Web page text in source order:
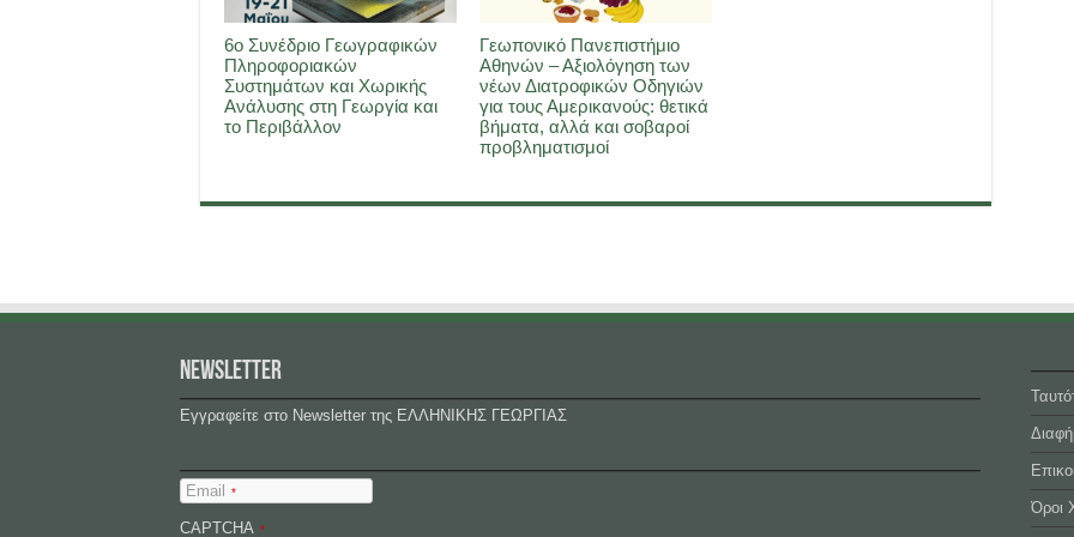
6ο Συνέδριο Γεωγραφικών
Πληροφοριακών
Συστημάτων και Χωρικής
Ανάλυσης στη Γεωργία και
το Περιβάλλον
Γεωπονικό Πανεπιστήμιο
Αθηνών – Αξιολόγηση των
νέων Διατροφικών Οδηγιών
για τους Αμερικανούς: θετικά
βήματα, αλλά και σοβαροί
προβληματισμοί
NEWSLETTER
Εγγραφείτε στο Newsletter της ΕΛΛΗΝΙΚΗΣ ΓΕΩΡΓΙΑΣ
Email *
CAPTCHA *
Όροι